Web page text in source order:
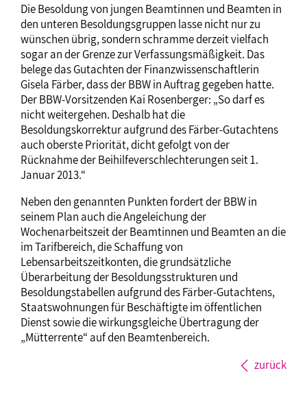
Die Besoldung von jungen Beamtinnen und Beamten in
den unteren Besoldungsgruppen lasse nicht nur zu
wünschen übrig, sondern schramme derzeit vielfach
sogar an der Grenze zur Verfassungsmäßigkeit. Das
belege das Gutachten der Finanzwissenschaftlerin
Gisela Färber, dass der BBW in Auftrag gegeben hatte.
Der BBW-Vorsitzenden Kai Rosenberger: „So darf es
nicht weitergehen. Deshalb hat die
Besoldungskorrektur aufgrund des Färber-Gutachtens
auch oberste Priorität, dicht gefolgt von der
Rücknahme der Beihilfeverschlechterungen seit 1.
Januar 2013.“
Neben den genannten Punkten fordert der BBW in
seinem Plan auch die Angeleichung der
Wochenarbeitszeit der Beamtinnen und Beamten an die
im Tarifbereich, die Schaffung von
Lebensarbeitszeitkonten, die grundsätzliche
Überarbeitung der Besoldungsstrukturen und
Besoldungstabellen aufgrund des Färber-Gutachtens,
Staatswohnungen für Beschäftigte im öffentlichen
Dienst sowie die wirkungsgleiche Übertragung der
„Mütterrente“ auf den Beamtenbereich.
zurück